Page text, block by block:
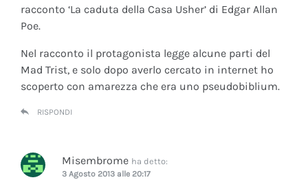
racconto ‘La caduta della Casa Usher’ di Edgar Allan
Poe.
Nel racconto il protagonista legge alcune parti del
Mad Trist, e solo dopo averlo cercato in internet ho
scoperto con amarezza che era uno pseudobiblium.
RISPONDI
Misembrome ha detto:
3 Agosto 2013 alle 20:17